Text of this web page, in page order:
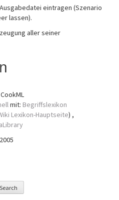
eintragen (Szenario
lassen).
aller seiner
mit: Begriffslexikon
Lexikon-Hauptseite) ,